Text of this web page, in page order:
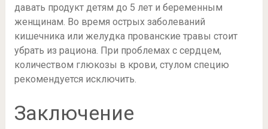
давать продукт детям до 5 лет и беременным
женщинам. Во время острых заболеваний
кишечника или желудка прованские травы стоит
убрать из рациона. При проблемах с сердцем,
количеством глюкозы в крови, стулом специю
рекомендуется исключить.
Заключение